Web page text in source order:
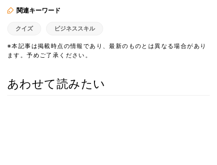
関連キーワード
クイズ ビジネススキル
※本記事は掲載時点の情報であり、最新のものとは異なる場合があり
ます。予めご了承ください。
あわせて読みたい